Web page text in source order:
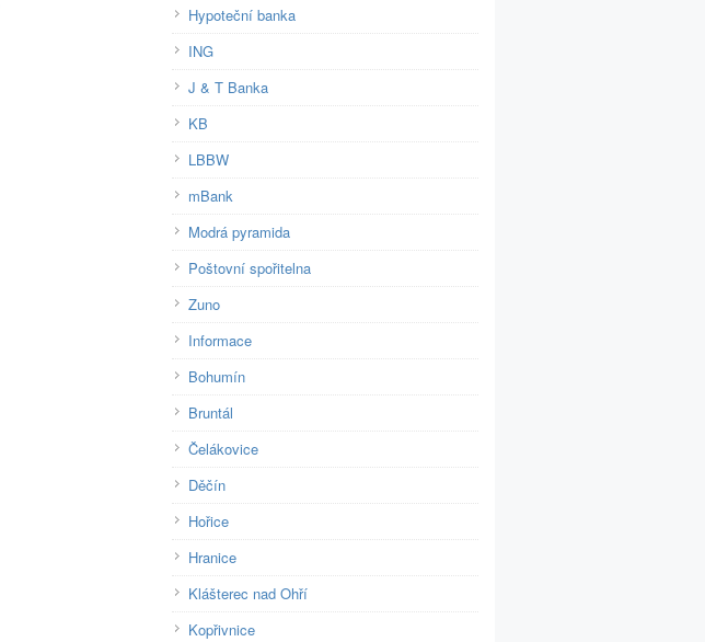
Hypoteční banka
ING
J & T Banka
KB
LBBW
mBank
Modrá pyramida
Poštovní spořitelna
Zuno
Informace
Bohumín
Bruntál
Čelákovice
Děčín
Hořice
Hranice
Klášterec nad Ohří
Kopřivnice